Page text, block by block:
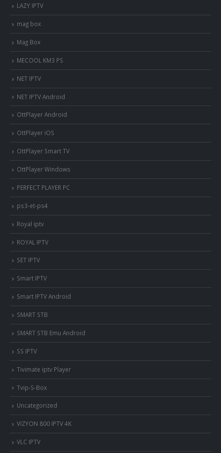
LAZY IPTV
mag box
Mag Box
MECOOL KM3 PS
NET IPTV
NET IPTV Android
OttPlayer Android
OttPlayer iOS
OttPlayer Smart TV
OttPlayer Windows
PERFECT PLAYER PC
ps3-et-ps4
Royal iptv
ROYAL IPTV
SET IPTV
Smart IPTV
Smart IPTV Android
SMART STB
SMART STB Emu Android
SS IPTV
Tivimate iptv Player
Tvip-S-Box
Uncategorized
VIZYON 800 IPTV 4K
VLC IPTV